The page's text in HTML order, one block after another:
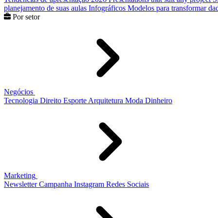
planejamento de suas aulas Infográficos Modelos para transformar
Por setor
Negócios
Tecnologia Direito Esporte Arquitetura Moda Dinheiro
Marketing
Newsletter Campanha Instagram Redes Sociais